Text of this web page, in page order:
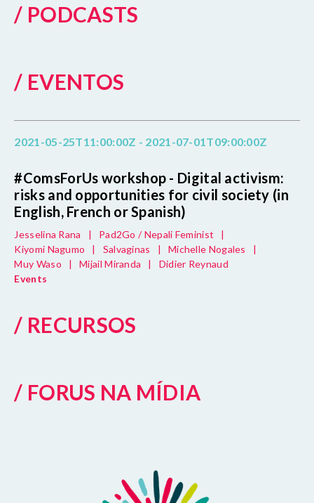
/ PODCASTS
/ EVENTOS
2021-05-25T11:00:00Z - 2021-07-01T09:00:00Z
#ComsForUs workshop - Digital activism:
risks and opportunities for civil society (in
English, French or Spanish)
Jesselina Rana | Pad2Go / Nepali Feminist
|
Kiyomi Nagumo
| Salvaginas | Michelle Nogales
|
Muy Waso
| Mijail Miranda |
Didier Reynaud
Events
/ RECURSOS
/ FORUS NA MÍDIA